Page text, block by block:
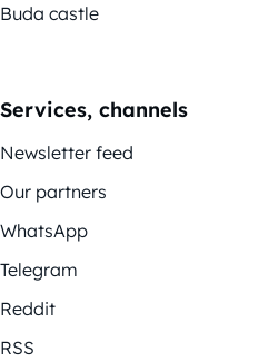
Buda castle
Services, channels
Newsletter feed
Our partners
WhatsApp
Telegram
Reddit
RSS